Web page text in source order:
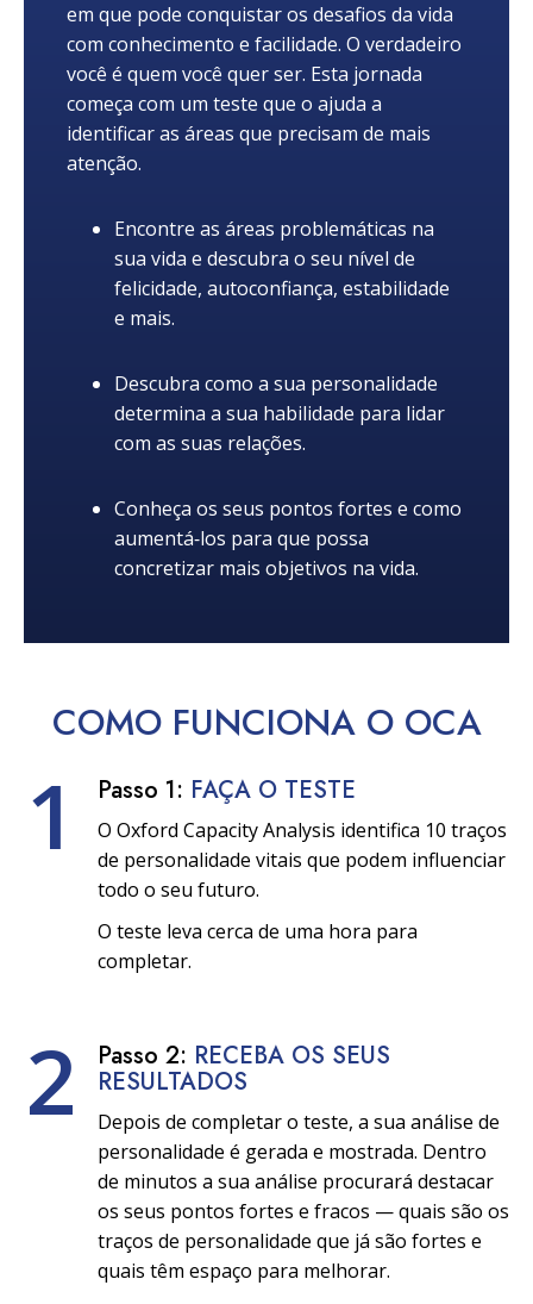
em que pode conquistar os desafios da vida
com conhecimento e facilidade. O verdadeiro
você é quem você quer ser. Esta jornada
começa com um teste que o ajuda a
identificar as áreas que precisam de mais
atenção.
Encontre as áreas problemáticas na
sua vida e descubra o seu nível de
felicidade, autoconfiança, estabilidade
e mais.
Descubra como a sua personalidade
determina a sua habilidade para lidar
com as suas relações.
Conheça os seus pontos fortes e como
aumentá‑los para que possa
concretizar mais objetivos na vida.
COMO FUNCIONAO OCA
1 Passo 1: FAÇA O TESTE
O Oxford Capacity Analysis identifica 10 traços
de personalidade vitais que podem influenciar
todo o seu futuro.
O teste leva cerca de uma hora para
completar.
2 Passo 2: RECEBA OS SEUS
RESULTADOS
Depois de completar o teste, a sua análise de
personalidade é gerada e mostrada. Dentro
de minutos a sua análise procurará destacar
os seus pontos fortes e fracos — quais são os
traços de personalidade que já são fortes e
quais têm espaço para melhorar.